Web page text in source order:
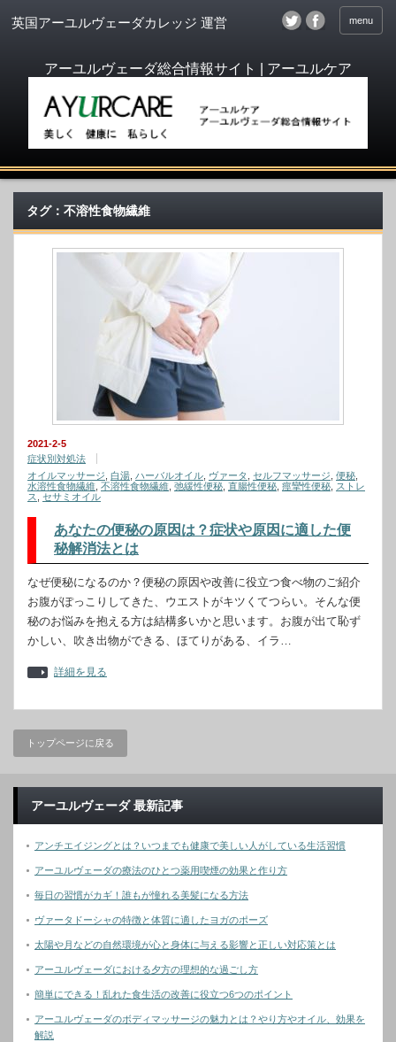
menu
英国アーユルヴェーダカレッジ 運営
タグ：不溶性食物繊維
2021-2-5
症状別対処法
オイルマッサージ 白湯 ハーバルオイル ヴァータ セルフマッサージ 便秘
水溶性食物繊維 不溶性食物繊維 弛緩性便秘 直腸性便秘 痙攣性便秘 ストレ
ス
セサミオイル
あなたの便秘の原因は？症状や原因に適した便
秘解消法とは
なぜ便秘になるのか？便秘の原因や改善に役立つ食べ物のご紹介
お腹がぽっこりしてきた、ウエストがキツくてつらい。そんな便
秘のお悩みを抱える方は結構多いかと思います。お腹が出て恥ず
かしい、吹き出物ができる、ほてりがある、イラ…
詳細を見る
トップページに戻る
アーユルヴェーダ 最新記事
アンチエイジングとは？いつまでも健康で美しい人がしている生活習慣
アーユルヴェーダの療法のひとつ薬用喫煙の効果と作り方
毎日の習慣がカギ！誰もが憧れる美髪になる方法
ヴァータドーシャの特徴と体質に適したヨガのポーズ
太陽や月などの自然環境が心と身体に与える影響と正しい対応策とは
アーユルヴェーダにおける夕方の理想的な過ごし方
簡単にできる！乱れた食生活の改善に役立つ6つのポイント
アーユルヴェーダのボディマッサージの魅力とは？やり方やオイル、効果を
解説